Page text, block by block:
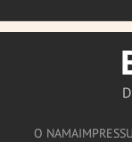
O NAMA